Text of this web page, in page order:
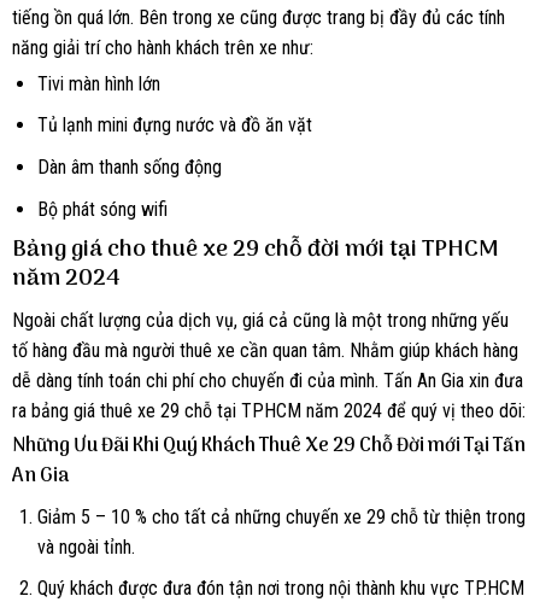
tiếng ồn quá lớn. Bên trong xe cũng được trang bị đầy đủ các tính
năng giải trí cho hành khách trên xe như:
Tivi màn hình lớn
Tủ lạnh mini đựng nước và đồ ăn vặt
Dàn âm thanh sống động
Bộ phát sóng wifi
Bảng giá cho thuê xe 29 chỗ đời mới tại TPHCM
năm 2024
Ngoài chất lượng của dịch vụ, giá cả cũng là một trong những yếu
tố hàng đầu mà người thuê xe cần quan tâm. Nhằm giúp khách hàng
dễ dàng tính toán chi phí cho chuyến đi của mình. Tấn An Gia xin đưa
ra bảng giá thuê xe 29 chỗ tại TPHCM năm 2024 để quý vị theo dõi:
Những Ưu Đãi Khi Quý Khách Thuê Xe 29 Chỗ Đời mới Tại Tấn
An Gia
Giảm 5 – 10 % cho tất cả những chuyến xe 29 chỗ từ thiện trong
và ngoài tỉnh.
Quý khách được đưa đón tận nơi trong nội thành khu vực TP.HCM